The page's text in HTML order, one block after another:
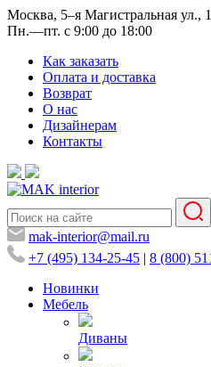
Москва, 5–я Магистральная ул.,
Пн.—пт. с 9:00 до 18:00
Как заказать
Оплата и доставка
Возврат
О нас
Дизайнерам
Контакты
mak-interior@mail.ru
+7 (495) 134-25-45 | 8 (800)
Новинки
Мебель
Диваны